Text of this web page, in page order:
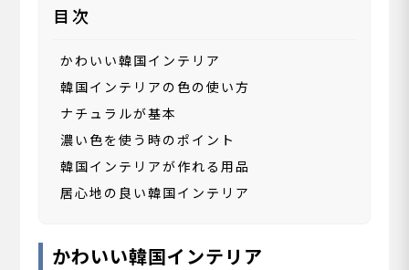
目次
かわいい韓国インテリア
韓国インテリアの色の使い方
ナチュラルが基本
濃い色を使う時のポイント
韓国インテリアが作れる用品
居心地の良い韓国インテリア
かわいい韓国インテリア